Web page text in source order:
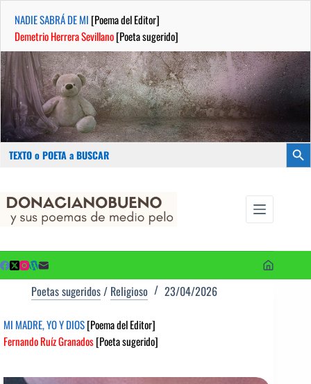
NADIE SABRÁ DE MI [Poema del Editor]
Demetrio Herrera Sevillano[Poeta sugerido]
Buscar:
contenido
Poetas sugeridos/ Religioso 23/04/2026
MI MADRE, YO Y DIOS[Poema del Editor]
Fernando Ruíz Granados[Poeta sugerido]